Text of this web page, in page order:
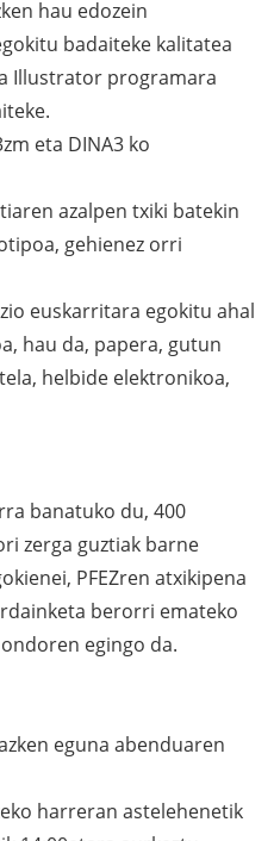
hau edozein
badaiteke kalitatea
Illustrator programara
eta DINA3 ko
azalpen txiki batekin
gehienez orri
euskarritara egokitu ahal
hau da, papera, gutun
helbide elektronikoa,
banatuko du, 400
zerga guztiak barne
PFEZren atxikipena
berorri emateko
egingo da.
eguna abenduaren
harreran astelehenetik